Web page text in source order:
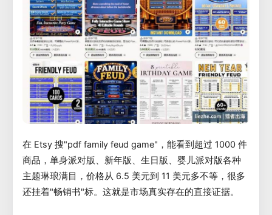
在 Etsy 搜"pdf family feud game"，能看到超过 1000 件
商品，单身派对版、新年版、生日版、婴儿派对版各种
主题琳琅满目，价格从 6.5 美元到 11 美元多不等，很多
还挂着"畅销书"标。这就是市场真实存在的直接证据。